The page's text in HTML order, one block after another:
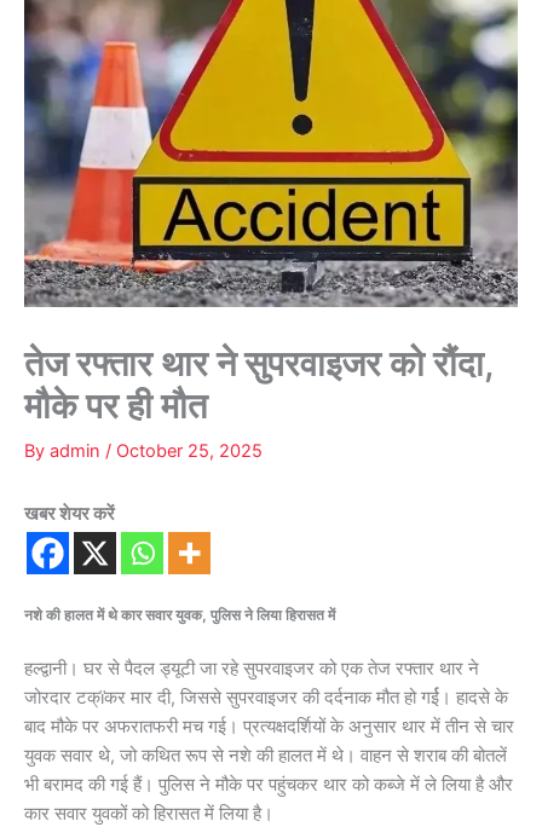
तेज रफ्तार थार ने सुपरवाइजर को रौंदा,
मौके पर ही मौत
By admin / October 25, 2025
खबर शेयर करें
नशे की हालत में थे कार सवार युवक, पुलिस ने लिया हिरासत में
हल्द्वानी। घर से पैदल ड्यूटी जा रहे सुपरवाइजर को एक तेज रफ्तार थार ने
जोरदार टक्ïकर मार दी, जिससे सुपरवाइजर की दर्दनाक मौत हो गर्ई। हादसे के
बाद मौके पर अफरातफरी मच गई। प्रत्यक्षदर्शियों के अनुसार थार में तीन से चार
युवक सवार थे, जो कथित रूप से नशे की हालत में थे। वाहन से शराब की बोतलें
भी बरामद की गई हैं। पुलिस ने मौके पर पहुंचकर थार को कब्जे में ले लिया है और
कार सवार युवकों को हिरासत में लिया है।